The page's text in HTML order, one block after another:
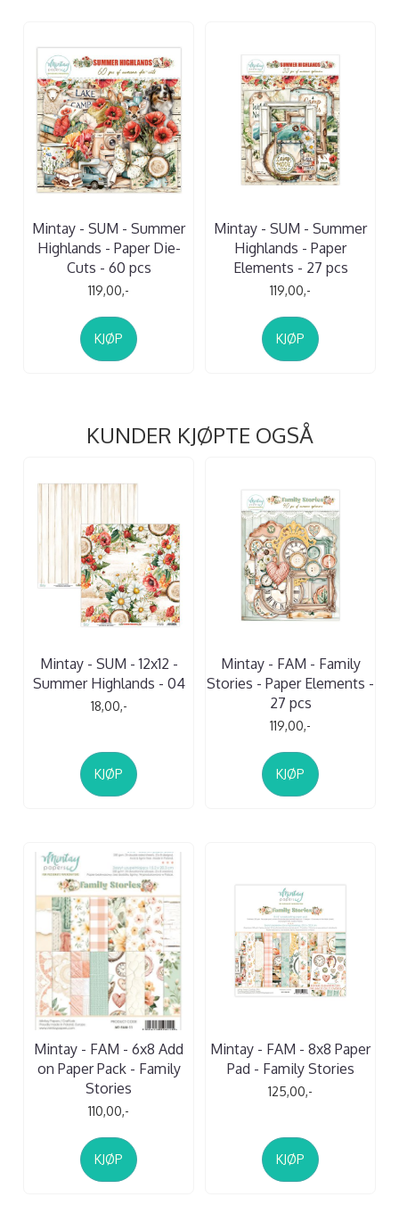
Mintay - SUM - Summer
Highlands - Paper Die-
Cuts - 60 pcs
119,00,-
KJØP
Mintay - SUM - Summer
Highlands - Paper
Elements - 27 pcs
119,00,-
KJØP
KUNDER KJØPTE OGSÅ
Mintay - SUM - 12x12 -
Summer Highlands - 04
18,00,-
KJØP
Mintay - FAM - Family
Stories - Paper Elements -
27 pcs
119,00,-
KJØP
Mintay - FAM - 6x8 Add
on Paper Pack - Family
Stories
110,00,-
KJØP
Mintay - FAM - 8x8 Paper
Pad - Family Stories
125,00,-
KJØP